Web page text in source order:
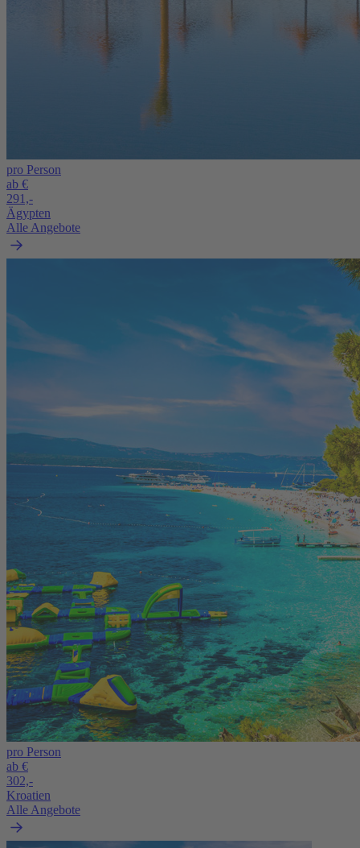
pro Person
ab €
291,-
Ägypten
Alle Angebote
pro Person
ab €
302,-
Kroatien
Alle Angebote